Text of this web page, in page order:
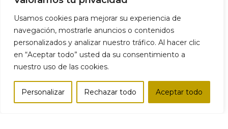
Usamos cookies para mejorar su experiencia de
navegación, mostrarle anuncios o contenidos
personalizados y analizar nuestro tráfico. Al hacer clic
en “Aceptar todo” usted da su consentimiento a
nuestro uso de las cookies.
Personalizar Rechazar todo Aceptar todo